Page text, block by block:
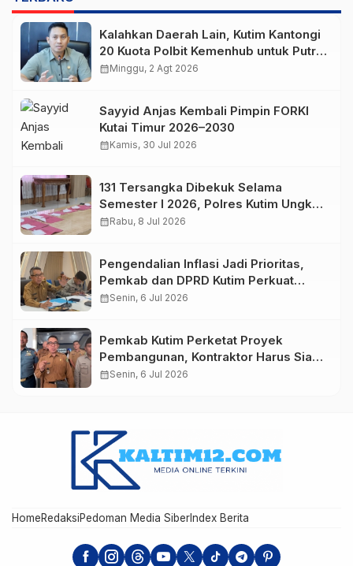
Kalahkan Daerah Lain, Kutim Kantongi
20 Kuota Polbit Kemenhub untuk Putra
Daerah
calendar_monthMinggu, 2 Agt 2026
Sayyid Anjas Kembali Pimpin FORKI
Kutai Timur 2026–2030
calendar_monthKamis, 30 Jul 2026
131 Tersangka Dibekuk Selama
Semester I 2026, Polres Kutim Ungkap
112 Kasus Narkoba
calendar_monthRabu, 8 Jul 2026
Pengendalian Inflasi Jadi Prioritas,
Pemkab dan DPRD Kutim Perkuat
Sinergi Jaga Stabilitas Harga
calendar_monthSenin, 6 Jul 2026
Pemkab Kutim Perketat Proyek
Pembangunan, Kontraktor Harus Siap
Modal dan Tanggung Jawab
calendar_monthSenin, 6 Jul 2026
HomeRedaksiPedoman Media SiberIndex Berita